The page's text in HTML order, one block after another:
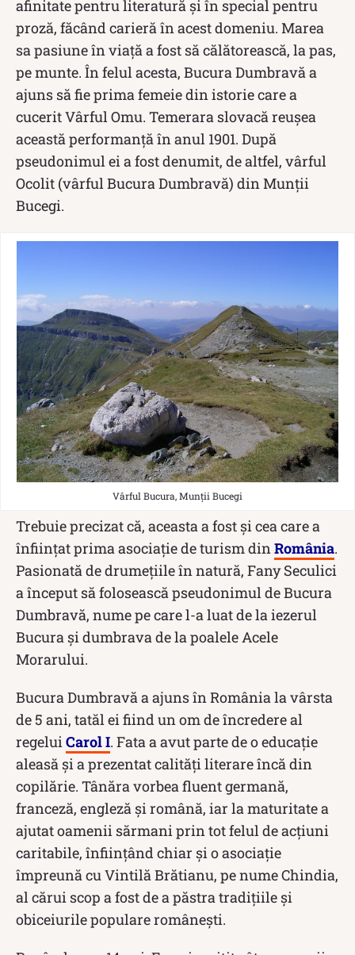
afinitate pentru literatură și în special pentru
proză, făcând carieră în acest domeniu. Marea
sa pasiune în viață a fost să călătorească, la pas,
pe munte. În felul acesta, Bucura Dumbravă a
ajuns să fie prima femeie din istorie care a
cucerit Vârful Omu. Temerara slovacă reușea
această performanță în anul 1901. După
pseudonimul ei a fost denumit, de altfel, vârful
Ocolit (vârful Bucura Dumbravă) din Munții
Bucegi.
Vârful Bucura, Munții Bucegi
Trebuie precizat că, aceasta a fost și cea care a
înființat prima asociație de turism dinRomânia.
Pasionată de drumețiile în natură, Fany Seculici
a început să folosească pseudonimul de Bucura
Dumbravă, nume pe care l-a luat de la iezerul
Bucura și dumbrava de la poalele Acele
Morarului.
Bucura Dumbravă a ajuns în România la vârsta
de 5 ani, tatăl ei fiind un om de încredere al
regeluiCarol I. Fata a avut parte de o educație
aleasă și a prezentat calități literare încă din
copilărie. Tânăra vorbea fluent germană,
franceză, engleză și română, iar la maturitate a
ajutat oamenii sărmani prin tot felul de acțiuni
caritabile, înființând chiar și o asociație
împreună cu Vintilă Brătianu, pe nume Chindia,
al cărui scop a fost de a păstra tradițiile și
obiceiurile populare românești.